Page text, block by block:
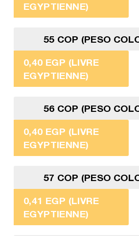
EGYPTIENNE)
55 COP (PESO
0,40 EGP (LIVRE
EGYPTIENNE)
56 COP (PESO
0,40 EGP (LIVRE
EGYPTIENNE)
57 COP (PESO
0,41 EGP (LIVRE
EGYPTIENNE)